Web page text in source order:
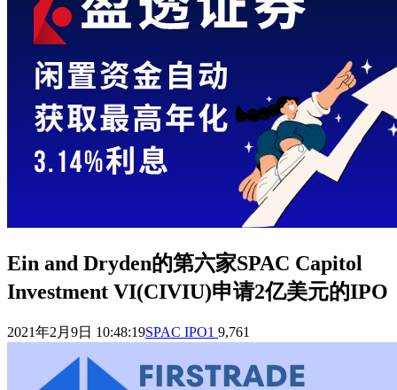
Ein and Dryden的第六家SPAC Capitol
Investment VI(CIVIU)申请2亿美元的IPO
2021年2月9日 10:48:19SPAC IPO1 9,761